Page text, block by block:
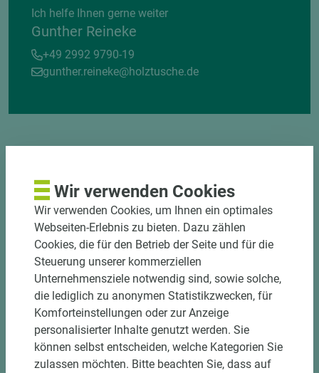
Ich helfe Ihnen gerne weiter
Gunther Reineke
+49 2992 9790-19
gunther.reineke@holztusche.de
DOWNLOADS
Wir verwenden Cookies
Wir verwenden Cookies, um Ihnen ein optimales
Webseiten-Erlebnis zu bieten. Dazu zählen
Cookies, die für den Betrieb der Seite und für die
Steuerung unserer kommerziellen
Unternehmensziele notwendig sind, sowie solche,
die lediglich zu anonymen Statistikzwecken, für
Komforteinstellungen oder zur Anzeige
personalisierter Inhalte genutzt werden. Sie
können selbst entscheiden, welche Kategorien Sie
zulassen möchten. Bitte beachten Sie, dass auf